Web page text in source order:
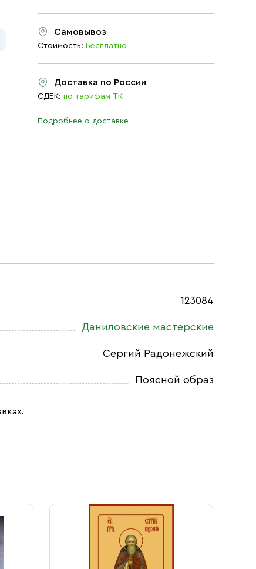
Самовывоз
Стоимость: Бесплатно
Доставка по России
СДЕК: по тарифам ТК
Подробнее о доставке
123084
Даниловские мастерские
Сергий Радонежский
Поясной образ